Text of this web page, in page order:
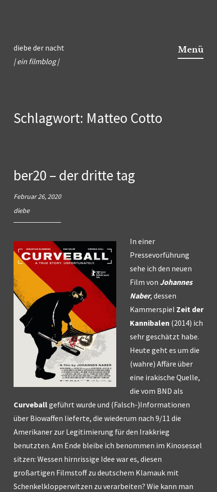
Inhalt
springen
diebe der nacht
| ein filmblog |
Menü
Schlagwort: Matteo Cotto
ber20 – der dritte tag
Februar 26, 2020
diebe
In einer
Pressevorführung
sehe ich den neuen
Film von Johannes
Naber, dessen
Kammerspiel Zeit der
Kannibalen (2014) ich
sehr geschätzt habe.
Heute geht es um die
(wahre) Affäre über
eine irakische Quelle,
die vom BND als
Curveballgeführt wurde und (Falsch-)Informationen
über Biowaffen lieferte, die wiederum nach 9/11 die
Amerikaner zur Legitimierung für den Irakkrieg
benutzten. Am Ende bleibe ich benommen im Kinosessel
sitzen: Wessen hirnrissige Idee war es, diesen
großartigen Filmstoff zu deutschem Klamauk mit
Schenkelklopperwitzen zu verarbeiten? Wie kann man